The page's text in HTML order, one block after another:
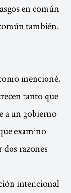
en común
también.
mencioné,
tanto que
a un gobierno
examino
dos razones
intencional